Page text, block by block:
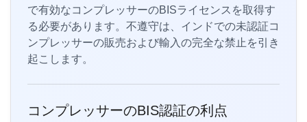
で有効なコンプレッサーのBISライセンスを取得す
る必要があります。不遵守は、インドでの未認証コ
ンプレッサーの販売および輸入の完全な禁止を引き
起こします。
コンプレッサーのBIS認証の利点